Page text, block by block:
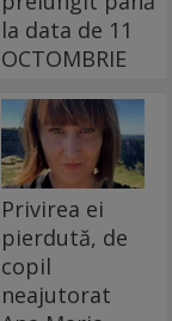
la data de 11
OCTOMBRIE
Privirea ei
pierdută, de
copil
neajutorat